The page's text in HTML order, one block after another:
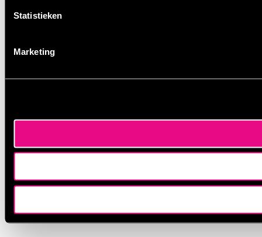
Statistieken
Marketing